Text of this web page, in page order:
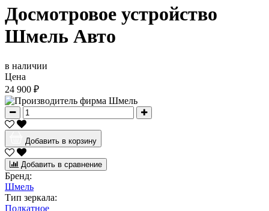
Досмотровое устройство
Шмель Авто
в наличии
Цена
24 900 ₽
Добавить в корзину
Добавить в сравнение
Бренд:
Шмель
Тип зеркала:
Подкатное